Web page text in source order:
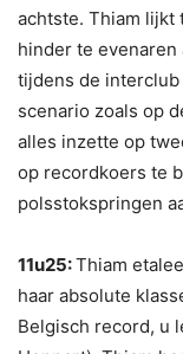
achtste. Thiam lijkt
hinder te evenaren
tijdens de
scenario zoals op
alles inzette op
op recordkoers te
polsstokspringen
11u25:Thiam
haar absolute
Belgisch record, u